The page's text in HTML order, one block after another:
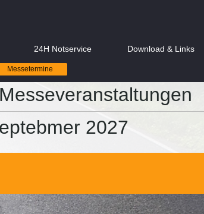
24H Notservice Download & Links
Messetermine
2027